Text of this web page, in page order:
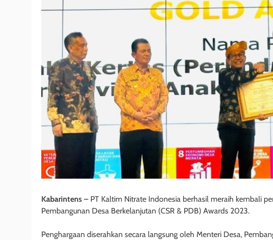
Kabarintens – PT Kaltim Nitrate Indonesia berhasil meraih kembali
Pembangunan Desa Berkelanjutan (CSR & PDB) Awards 2023.
Penghargaan diserahkan secara langsung oleh Menteri Desa,